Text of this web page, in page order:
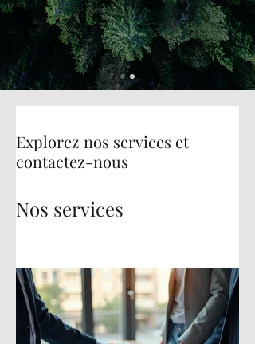
Explorez nos services et
contactez-nous
Nos services